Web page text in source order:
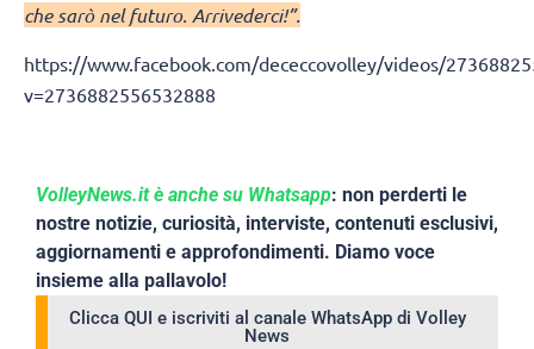
che sarò nel futuro. Arrivederci!”.
https://www.facebook.com/dececcovolley/videos/
v=2736882556532888
VolleyNews.it è anche su Whatsapp: non perderti le
nostre notizie, curiosità, interviste, contenuti esclusivi,
aggiornamenti e approfondimenti. Diamo voce
insieme alla pallavolo!
Clicca QUI e iscriviti al canale WhatsApp di Volley
News